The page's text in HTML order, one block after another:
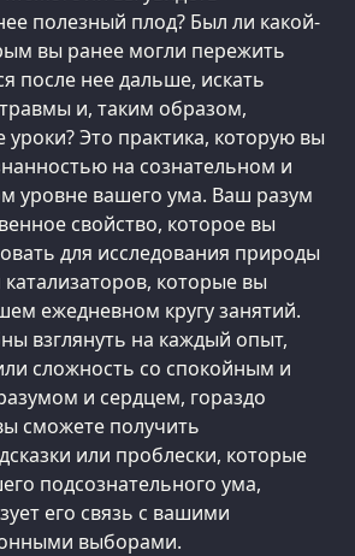
полезный плод? Был ли какой-
вы ранее могли пережить
после нее дальше, искать
и, таким образом,
уроки? Это практика, которую вы
на сознательном и
уровне вашего ума. Ваш разум
свойство, которое вы
для исследования природы
которые вы
ежедневном кругу занятий.
взглянуть на каждый опыт,
сложность со спокойным и
и сердцем, гораздо
сможете получить
или проблески, которые
подсознательного ума,
его связь с вашими
выборами.